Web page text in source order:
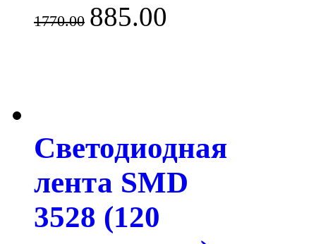
1770.00 885.00
Светодиодная
лента SMD
3528 (120